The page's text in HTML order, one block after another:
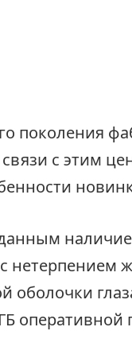
поколения
с этим
нетерпением
оболочки
оперативной